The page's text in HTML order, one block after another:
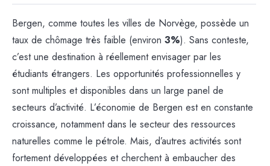
Bergen, comme toutes les villes de Norvège, possède un
taux de chômage très faible (environ 3%). Sans conteste,
c’est une destination à réellement envisager par les
étudiants étrangers. Les opportunités professionnelles y
sont multiples et disponibles dans un large panel de
secteurs d’activité. L’économie de Bergen est en constante
croissance, notamment dans le secteur des ressources
naturelles comme le pétrole. Mais, d’autres activités sont
fortement développées et cherchent à embaucher des